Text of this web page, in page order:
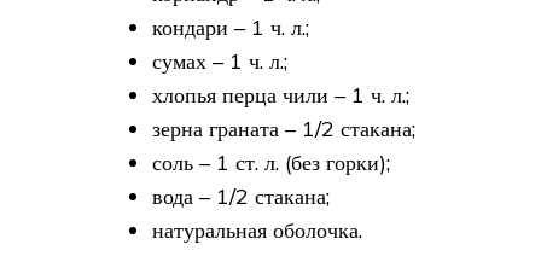
кондари – 1 ч. л.;
сумах – 1 ч. л.;
хлопья перца чили – 1 ч. л.;
зерна граната – 1/2 стакана;
соль – 1 ст. л. (без горки);
вода – 1/2 стакана;
натуральная оболочка.